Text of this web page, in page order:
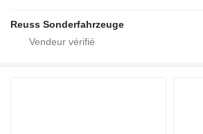
Reuss Sonderfahrzeuge